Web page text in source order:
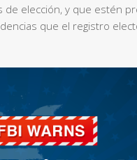
elección, y que estén
que el registro